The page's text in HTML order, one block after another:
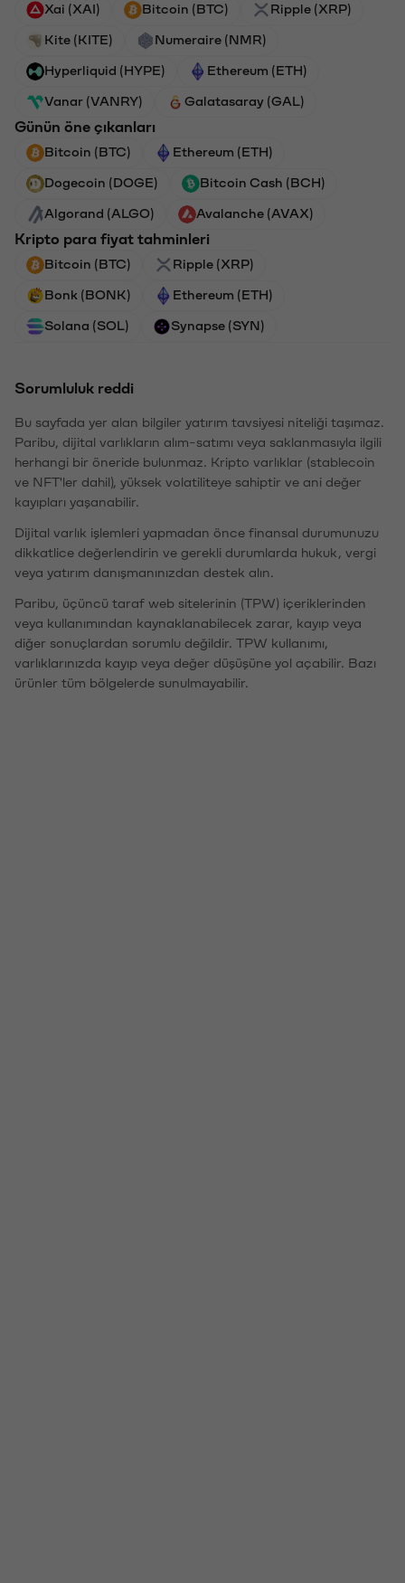
Xai (XAI) Bitcoin (BTC) Ripple (XRP)
Kite (KITE) Numeraire (NMR)
Hyperliquid (HYPE) Ethereum (ETH)
Vanar (VANRY) Galatasaray (GAL)
Günün öne çıkanları
Bitcoin (BTC) Ethereum (ETH)
Dogecoin (DOGE) Bitcoin Cash (BCH)
Algorand (ALGO) Avalanche (AVAX)
Kripto para fiyat tahminleri
Bitcoin (BTC) Ripple (XRP)
Bonk (BONK) Ethereum (ETH)
Solana (SOL) Synapse (SYN)
Sorumluluk reddi
Bu sayfada yer alan bilgiler yatırım tavsiyesi niteliği taşımaz.
Paribu, dijital varlıkların alım-satımı veya saklanmasıyla ilgili
herhangi bir öneride bulunmaz. Kripto varlıklar (stablecoin
ve NFT'ler dahil), yüksek volatiliteye sahiptir ve ani değer
kayıpları yaşanabilir.
Dijital varlık işlemleri yapmadan önce finansal durumunuzu
dikkatlice değerlendirin ve gerekli durumlarda hukuk, vergi
veya yatırım danışmanınızdan destek alın.
Paribu, üçüncü taraf web sitelerinin (TPW) içeriklerinden
veya kullanımından kaynaklanabilecek zarar, kayıp veya
diğer sonuçlardan sorumlu değildir. TPW kullanımı,
varlıklarınızda kayıp veya değer düşüşüne yol açabilir. Bazı
ürünler tüm bölgelerde sunulmayabilir.